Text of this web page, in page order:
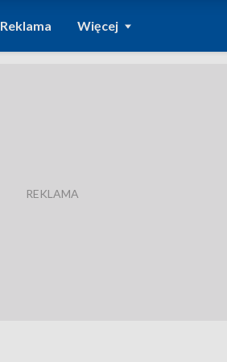
Reklama Więcej